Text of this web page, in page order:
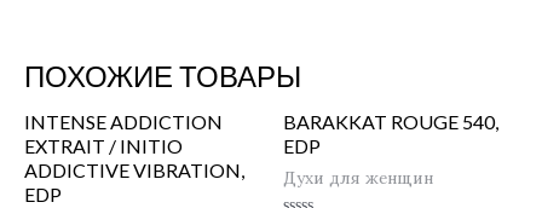
ПОХОЖИЕ ТОВАРЫ
INTENSE ADDICTION
EXTRAIT / INITIO
ADDICTIVE VIBRATION,
EDP
BARAKKAT ROUGE 540,
EDP
Духи для женщин